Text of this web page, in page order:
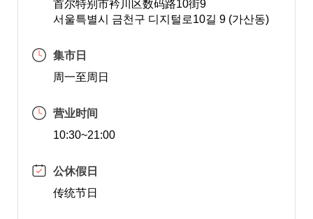
首尔特别市衿川区数码路10街9
서울특별시 금천구 디지털로10길 9 (가산동)
集市日
周一至周日
营业时间
10:30~21:00
公休假日
传统节日